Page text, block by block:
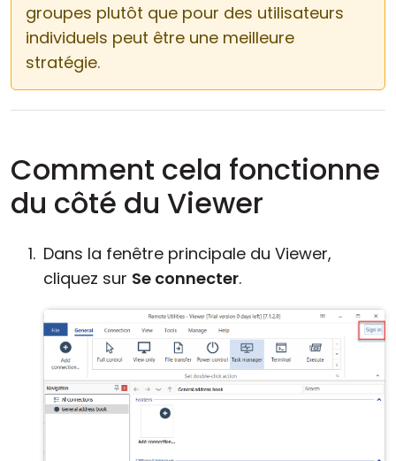
groupes plutôt que pour des utilisateurs
individuels peut être une meilleure
stratégie.
Comment cela fonctionne
du côté du Viewer
Dans la fenêtre principale du Viewer,
cliquez sur Se connecter.